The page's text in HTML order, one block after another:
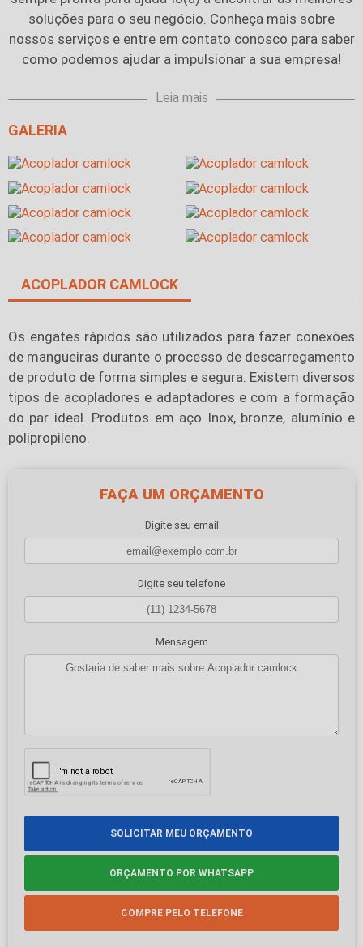
soluções para o seu negócio. Conheça mais sobre
nossos serviços e entre em contato conosco para saber
como podemos ajudar a impulsionar a sua empresa!
Leia mais
GALERIA
ACOPLADOR CAMLOCK
Os engates rápidos são utilizados para fazer conexões
de mangueiras durante o processo de descarregamento
de produto de forma simples e segura. Existem diversos
tipos de acopladores e adaptadores e com a formação
do par ideal. Produtos em aço Inox, bronze, alumínio e
polipropileno.
FAÇA UM ORÇAMENTO
Digite seu email
Digite seu telefone
Mensagem
SOLICITAR MEU ORÇAMENTO
ORÇAMENTO POR WHATSAPP
COMPRE PELO TELEFONE